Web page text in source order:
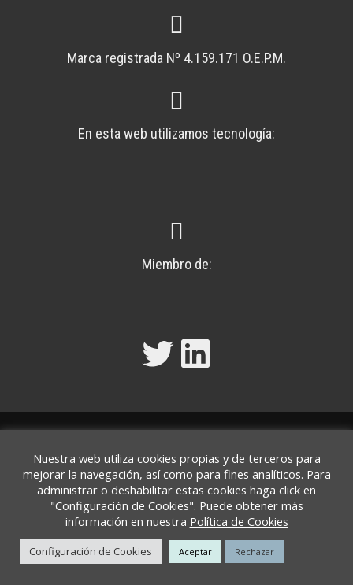
Marca registrada Nº 4.159.171 O.E.P.M.
En esta web utilizamos tecnología:
Miembro de:
Twitter
LinkedIn
Cookies
BOLONIA ABOGACÍA Y ASESORÍA, S.L.P. © 2022. Todos los
derechos reservados.
Nuestra web utiliza cookies propias y de terceros para
mejorar la navegación, así como para fines analíticos. Para
administrar o deshabilitar estas cookies haga click en
"Configuración de Cookies". Puede obtener más
información en nuestra Política de Cookies
Configuración de Cookies Aceptar Rechazar